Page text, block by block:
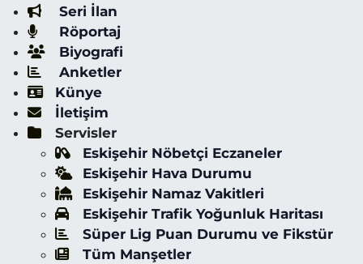
Seri İlan
Röportaj
Biyografi
Anketler
Künye
İletişim
Servisler
Eskişehir Nöbetçi Eczaneler
Eskişehir Hava Durumu
Eskişehir Namaz Vakitleri
Eskişehir Trafik Yoğunluk Haritası
Süper Lig Puan Durumu ve Fikstür
Tüm Manşetler